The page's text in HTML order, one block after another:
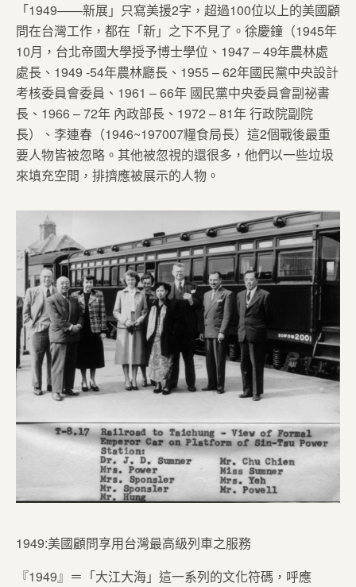
「1949――新展」只寫美援2字，超過100位以上的美國顧
問在台灣工作，都在「新」之下不見了。徐慶鐘（1945年
10月，台北帝國大學授予博士學位、1947 – 49年農林處
處長、1949 -54年農林廳長、1955 – 62年國民黨中央設計
考核委員會委員、1961 – 66年 國民黨中央委員會副祕書
長、1966 – 72年 內政部長、1972 – 81年 行政院副院
長）、李連春（1946~197007糧食局長）這2個戰後最重
要人物皆被忽略。其他被忽視的還很多，他們以一些垃圾
來填充空間，排擠應被展示的人物。
1949:美國顧問享用台灣最高級列車之服務
『1949』＝「大江大海」這一系列的文化符碼，呼應